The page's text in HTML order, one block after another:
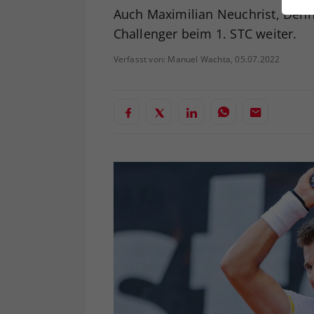
Auch Maximilian Neuchrist,
Challenger beim 1. STC weiter.
Verfasst von: Manuel Wachta, 05.07.2022